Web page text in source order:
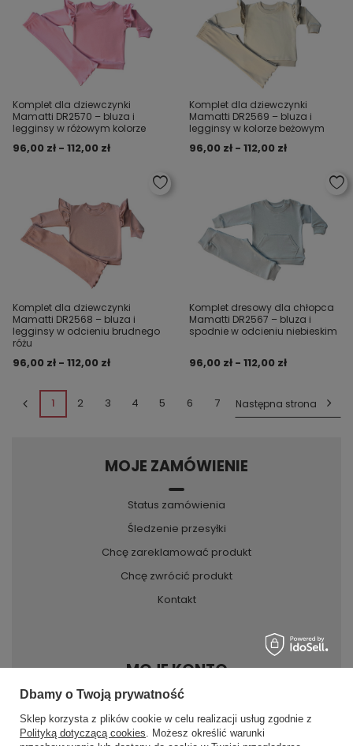
Komplet dla dziewczynki
Mamatti DR2570 – bluza i
legginsy w różowym kolorze
96,00 zł - 112,00 zł
Komplet dla dziewczynki
Mamatti DR2569 – bluza i
legginsy w kolorze beżowym
96,00 zł - 112,00 zł
Komplet dla dziewczynki
Mamatti DR2568 – bluza i
legginsy w odcieniu brudnego
różu
96,00 zł - 112,00 zł
Komplet dresowy dla chłopca
Mamatti DR2567 – bluza i
spodnie w odcieniu niebieskim
96,00 zł - 112,00 zł
1 2 3 4 5 6 7 Następna strona
MOJE ZAMÓWIENIE
Status zamówienia
Śledzenie przesyłki
Chcę zareklamować produkt
Chcę zwrócić produkt
Kontakt
MOJE KONTO
INFORMACJE
Dbamy o Twoją prywatność
Sklep korzysta z plików cookie w celu realizacji usług zgodnie z
Polityką dotyczącą cookies. Możesz określić warunki